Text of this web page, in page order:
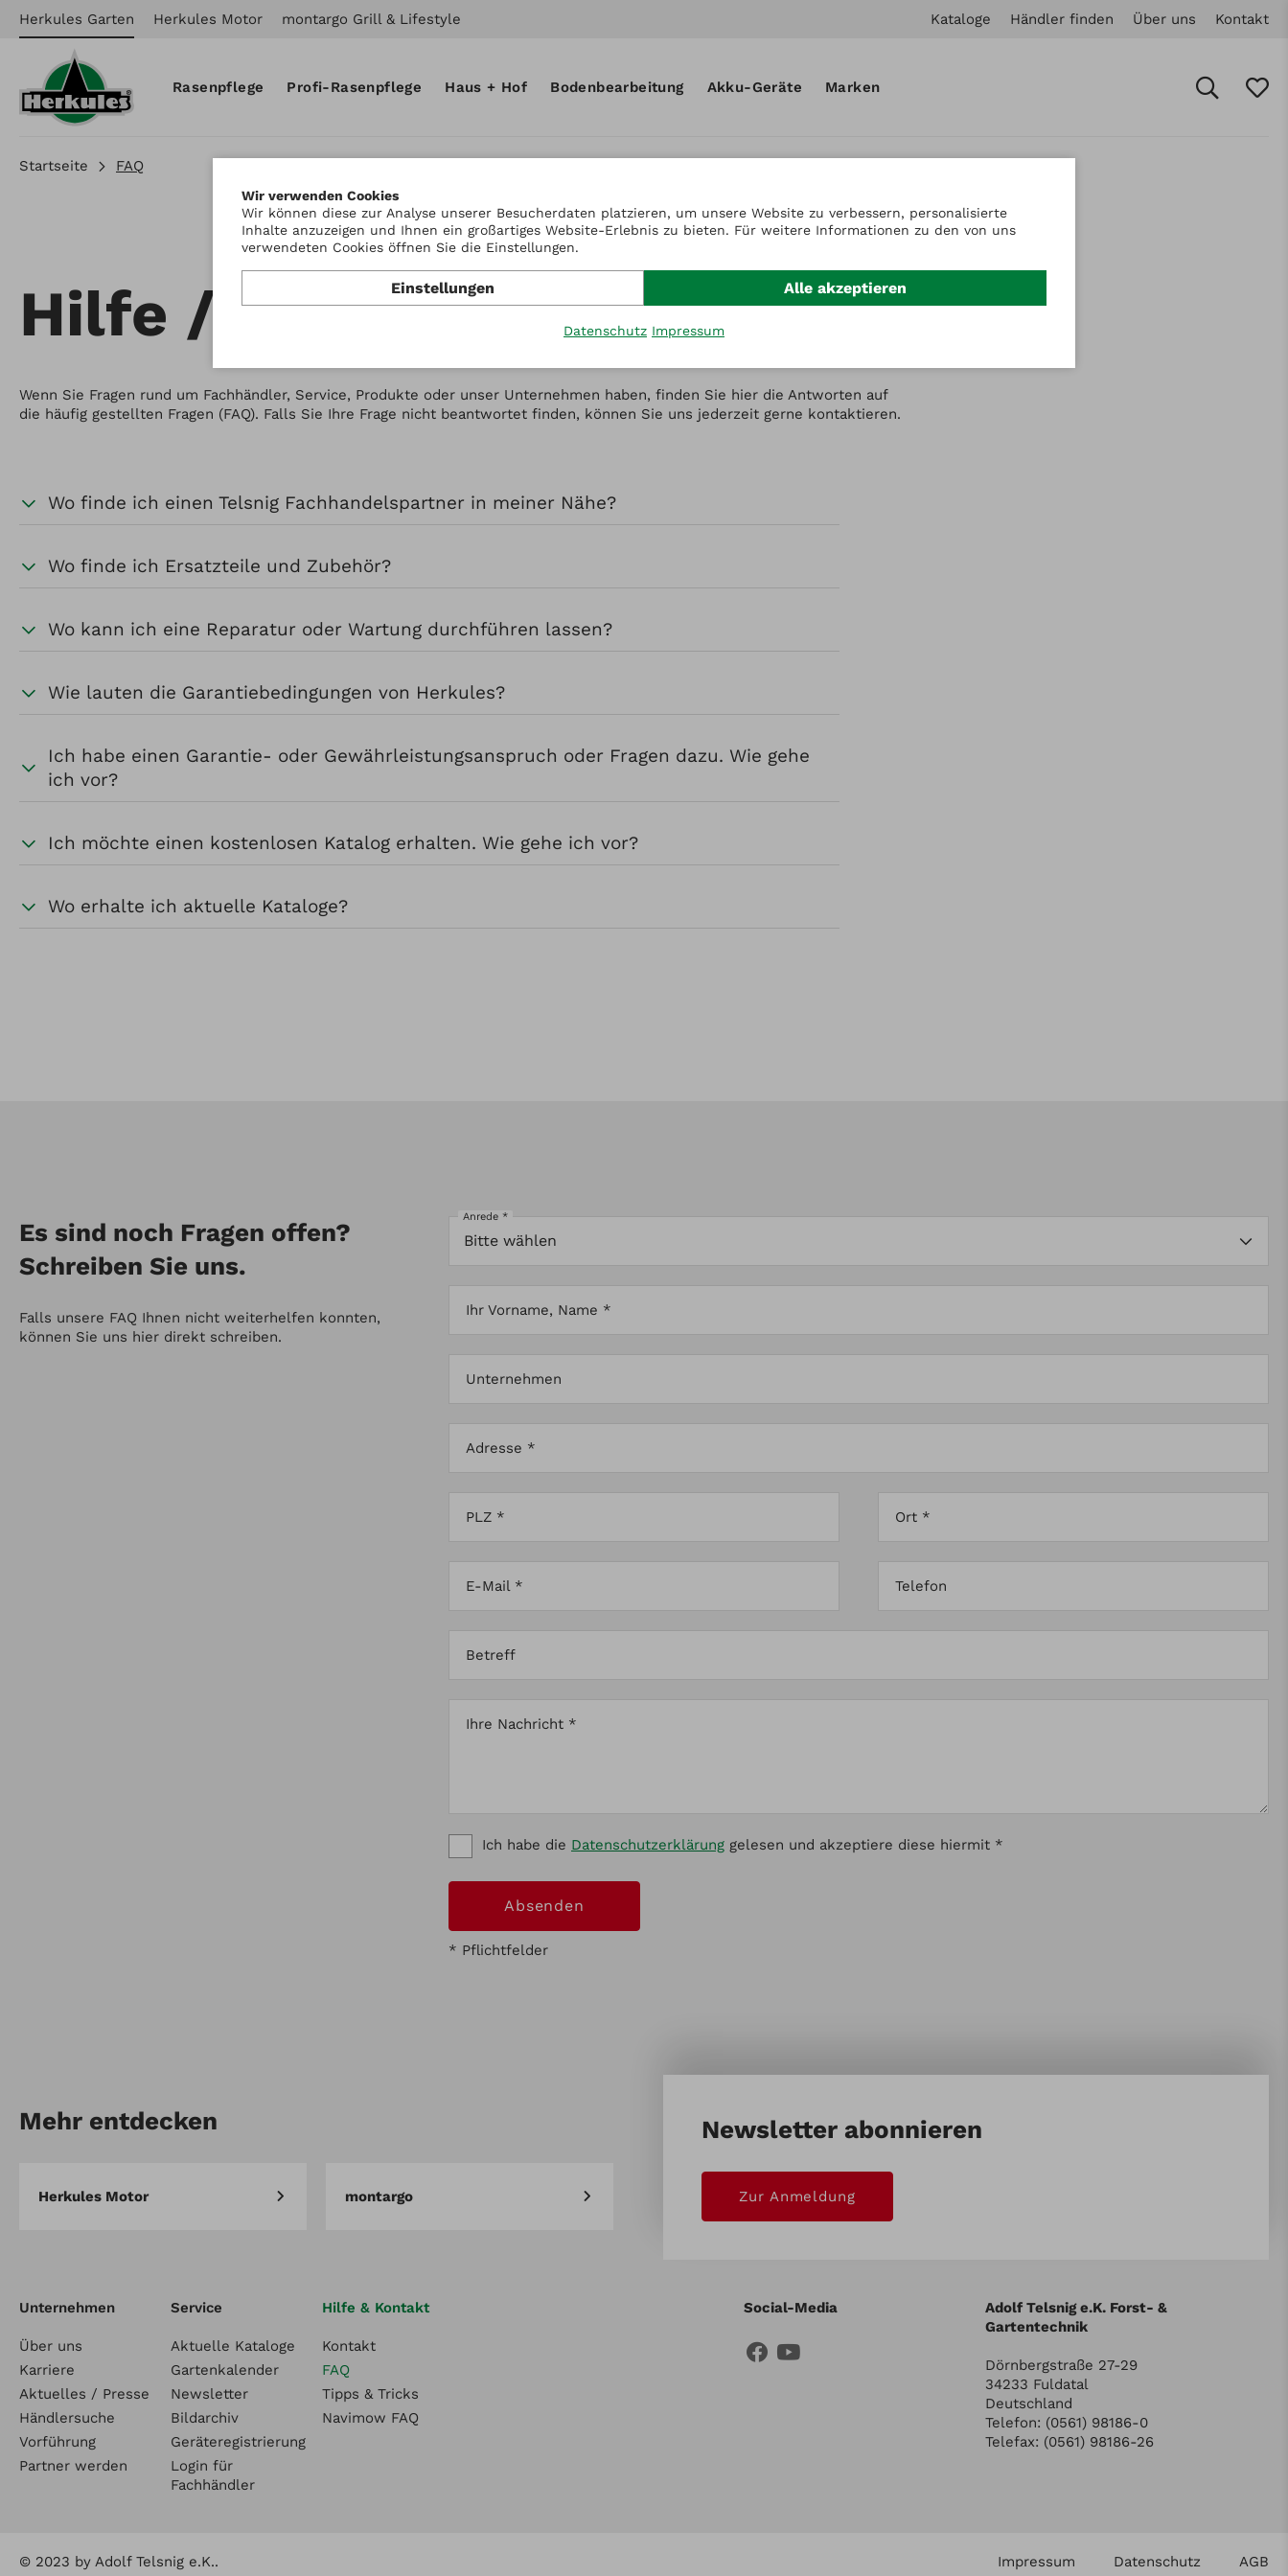
Herkules Garten Herkules Motor montargo Grill & Lifestyle Kataloge Händler finden Über uns Kontakt
Rasenpflege Profi-Rasenpflege Haus + Hof Bodenbearbeitung Akku-Geräte Marken
Startseite FAQ
Hilfe / FAQ
Wenn Sie Fragen rund um Fachhändler, Service, Produkte oder unser Unternehmen haben, finden Sie hier die Antworten auf
die häufig gestellten Fragen (FAQ). Falls Sie Ihre Frage nicht beantwortet finden, können Sie uns jederzeit gerne kontaktieren.
Wo finde ich einen Telsnig Fachhandelspartner in meiner Nähe?
Wo finde ich Ersatzteile und Zubehör?
Wo kann ich eine Reparatur oder Wartung durchführen lassen?
Wie lauten die Garantiebedingungen von Herkules?
Ich habe einen Garantie- oder Gewährleistungsanspruch oder Fragen dazu. Wie gehe
ich vor?
Ich möchte einen kostenlosen Katalog erhalten. Wie gehe ich vor?
Wo erhalte ich aktuelle Kataloge?
Es sind noch Fragen offen?
Schreiben Sie uns.
Falls unsere FAQ Ihnen nicht weiterhelfen konnten,
können Sie uns hier direkt schreiben.
Anrede *
Ihr Vorname, Name *
Unternehmen
Adresse *
PLZ * Ort *
E-Mail * Telefon
Betreff
Ihre Nachricht *
Ich habe die Datenschutzerklärung gelesen und akzeptiere diese hiermit *
* Pflichtfelder
Mehr entdecken
Herkules Motor montargo
Newsletter abonnieren
Zur Anmeldung
Unternehmen
Über uns
Karriere
Aktuelles / Presse
Händlersuche
Vorführung
Partner werden
Service
Aktuelle Kataloge
Gartenkalender
Newsletter
Bildarchiv
Geräteregistrierung
Login für
Fachhändler
Hilfe & Kontakt
Kontakt
FAQ
Tipps & Tricks
Navimow FAQ
Social-Media
Adolf Telsnig e.K. Forst- &
Gartentechnik
Dörnbergstraße 27-29
34233 Fuldatal
Deutschland
Telefon: (0561) 98186-0
Telefax: (0561) 98186-26
Impressum Datenschutz AGB
© 2023 by Adolf Telsnig e.K..
Wir verwenden Cookies
Wir können diese zur Analyse unserer Besucherdaten platzieren, um unsere Website zu verbessern, personalisierte
Inhalte anzuzeigen und Ihnen ein großartiges Website-Erlebnis zu bieten. Für weitere Informationen zu den von uns
verwendeten Cookies öffnen Sie die Einstellungen.
Einstellungen Alle akzeptieren
Datenschutz Impressum